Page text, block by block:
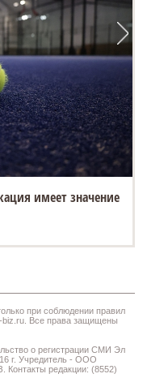
имеет значение
при соблюдении правил
biz.ru. Все права защищены
о регистрации СМИ Эл
г. Учредитель - ООО
Контакты редакции: (8552)